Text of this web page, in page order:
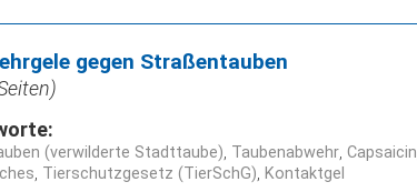
gegen Straßentauben
(verwilderte Stadttaube) Taubenabwehr Capsaicin
Tierschutzgesetz (TierSchG) Kontaktgel